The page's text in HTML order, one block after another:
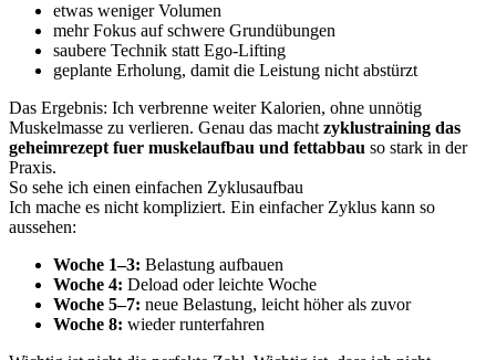
etwas weniger Volumen
mehr Fokus auf schwere Grundübungen
saubere Technik statt Ego-Lifting
geplante Erholung, damit die Leistung nicht abstürzt
Das Ergebnis: Ich verbrenne weiter Kalorien, ohne unnötig
Muskelmasse zu verlieren. Genau das macht zyklustraining das
geheimrezept fuer muskelaufbau und fettabbau so stark in der
Praxis.
So sehe ich einen einfachen Zyklusaufbau
Ich mache es nicht kompliziert. Ein einfacher Zyklus kann so
aussehen:
Woche 1–3: Belastung aufbauen
Woche 4: Deload oder leichte Woche
Woche 5–7: neue Belastung, leicht höher als zuvor
Woche 8: wieder runterfahren